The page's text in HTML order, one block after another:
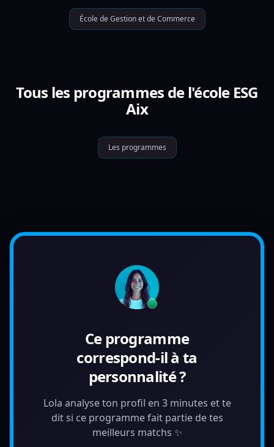
École de Gestion et de Commerce
Tous les programmes de l'école ESG
Aix
Les programmes
Ce programme
correspond-il à ta
personnalité ?
Lola analyse ton profil en 3 minutes et te
dit si ce programme fait partie de tes
meilleurs matchs ✨